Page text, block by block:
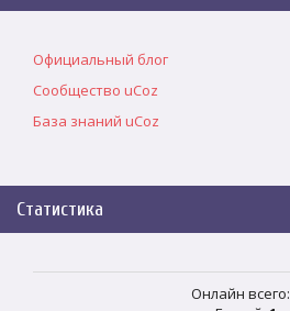
Официальный блог
Сообщество uCoz
База знаний uCoz
Статистика
Онлайн всего: